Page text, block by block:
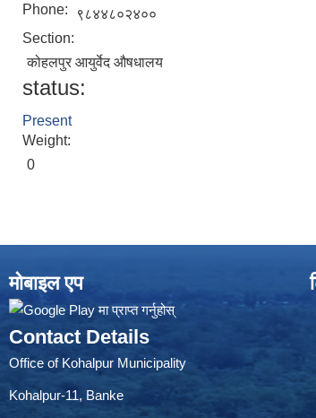
Phone:
९८४४८०२४००
Section:
कोहलपुर आयुर्वेद औषधालय
status:
Present
Weight:
0
मोबाइल एप
Contact Details
Office of Kohalpur Municipality
Kohalpur-11, Banke